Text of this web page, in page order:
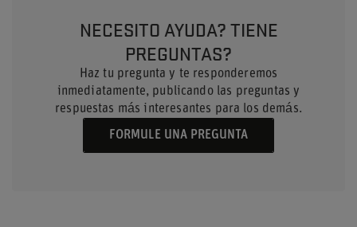
NECESITO AYUDA? TIENE
PREGUNTAS?
Haz tu pregunta y te responderemos
inmediatamente, publicando las preguntas y
respuestas más interesantes para los demás.
FORMULE UNA PREGUNTA